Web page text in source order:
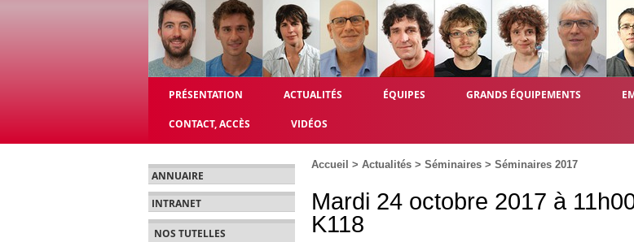
PRÉSENTATION ACTUALITÉS ÉQUIPES GRANDS ÉQUIPEMENTS
CONTACT, ACCÈS VIDÉOS
ANNUAIRE
INTRANET
NOS TUTELLES
Accueil > Actualités > Séminaires > Séminaires 2017
Mardi 24 octobre 2017 à
K118